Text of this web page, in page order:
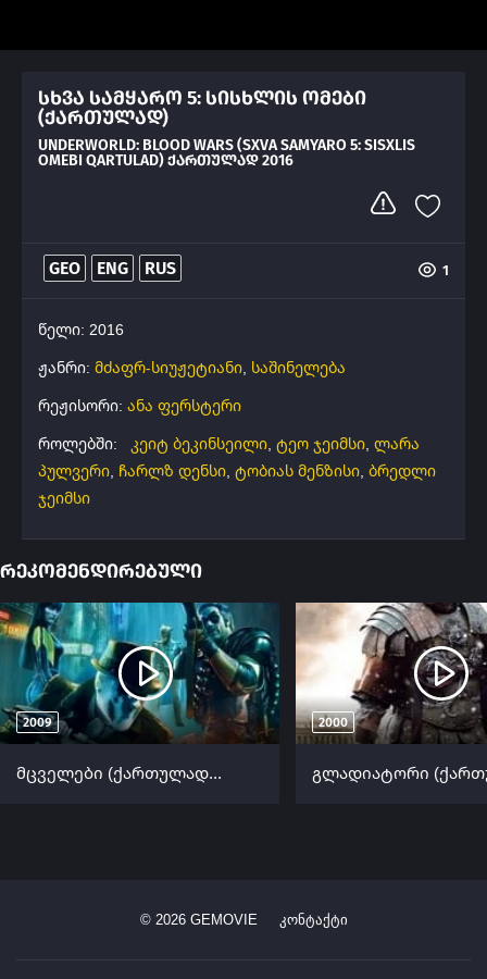
სხვა სამყარო 5: სისხლის ომები
(ქართულად)
UNDERWORLD: BLOOD WARS (SXVA SAMYARO 5: SISXLIS
OMEBI QARTULAD) ᲥᲐᲠᲗᲣᲚᲐᲓ 2016
GEO ENG RUS 1
წელი: 2016
ჟანრი: მძაფრ-სიუჟეტიანი, საშინელება
რეჟისორი: ანა ფერსტერი
როლებში:
კეიტ ბეკინსეილი, ტეო ჯეიმსი, ლარა
პულვერი, ჩარლზ დენსი, ტობიას მენზისი, ბრედლი
ჯეიმსი
რეკომენდირებული
2009
მცველები (ქართულად) / Watchmen (Mcvelebi Qartulad) ქართულად 2009
2000
© 2026GEMOVIE კონტაქტი